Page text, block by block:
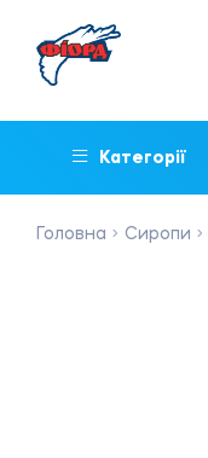
Категорії
Головна Сиропи